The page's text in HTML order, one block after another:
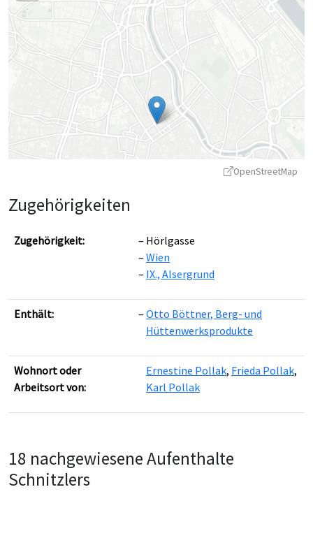
OpenStreetMap
Zugehörigkeiten
Zugehörigkeit:
Hörlgasse
Wien
IX., Alsergrund
Enthält:
Otto Böttner, Berg- und
Hüttenwerksprodukte
Wohnort oder
Arbeitsort von:
Ernestine Pollak, Frieda Pollak,
Karl Pollak
18 nachgewiesene Aufenthalte
Schnitzlers